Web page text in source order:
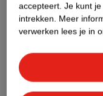
Nature Impact
accepteert. Je kunt
intrekken. Meer
verwerken lees je in